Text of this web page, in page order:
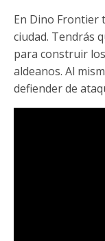
En Dino Frontier
ciudad. Tendrás
para construir
aldeanos. Al
defiender de